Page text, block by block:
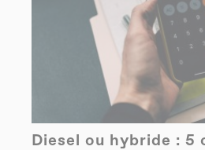
Diesel ou hybride : 5